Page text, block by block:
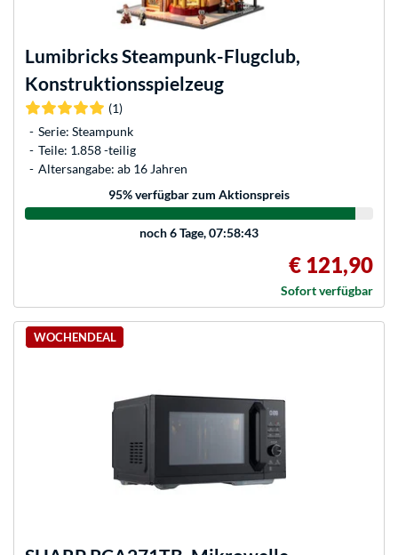
LumibricksSteampunk-Flugclub,
Konstruktionsspielzeug
(1)
Serie: Steampunk
Teile: 1.858 -teilig
Altersangabe: ab 16 Jahren
95% verfügbar zum Aktionspreis
noch6 Tage, 07:58:43
€ 121,90
Sofort verfügbar
WOCHENDEAL